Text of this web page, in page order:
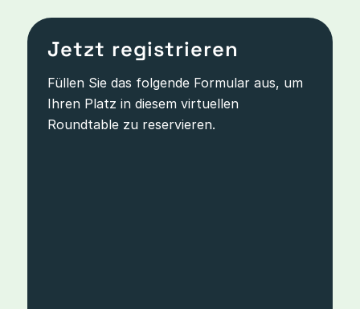
Jetzt registrieren
Füllen Sie das folgende Formular aus, um
Ihren Platz in diesem virtuellen
Roundtable zu reservieren.